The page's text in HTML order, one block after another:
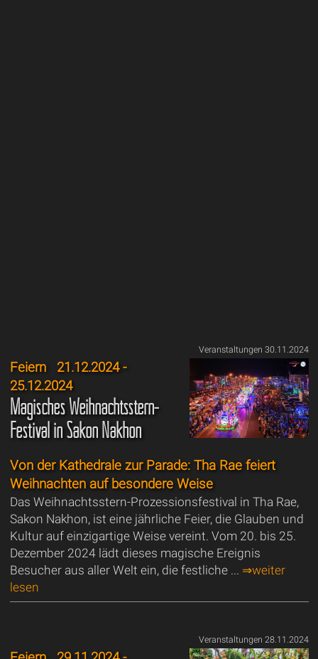
Veranstaltungen 30.11.2024
Feiern21.12.2024 -
25.12.2024
Magisches Weihnachtsstern-
Festival in Sakon Nakhon
Von der Kathedrale zur Parade: Tha Rae feiert
Weihnachten auf besondere Weise
Das Weihnachtsstern-Prozessionsfestival in Tha Rae,
Sakon Nakhon, ist eine jährliche Feier, die Glauben und
Kultur auf einzigartige Weise vereint. Vom 20. bis 25.
Dezember 2024 lädt dieses magische Ereignis
Besucher aus aller Welt ein, die festliche ... ⇒weiter
lesen
Veranstaltungen 28.11.2024